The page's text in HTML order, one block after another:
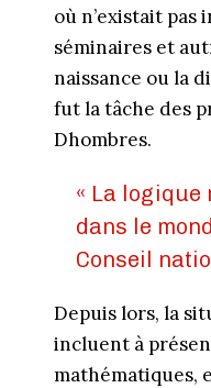
où n’existait
séminaires et
naissance ou la
fut la tâche des
Dhombres.
« La logique
dans le
Conseil
Depuis lors, la
incluent à
mathématiques,